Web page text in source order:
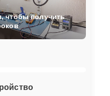
чтобы получить